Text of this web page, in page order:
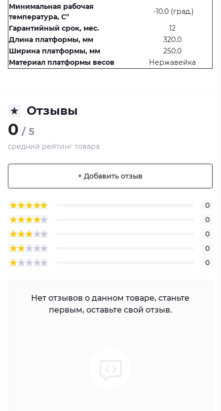
Минимальная рабочая
температура, Сº
-10.0 (град.)
Гарантийный срок, мес.
12
Длина платформы, мм
320.0
Ширина платформы, мм
250.0
Материал платформы весов
Нержавейка
Отзывы
0 / 5
средний рейтинг товара
+ Добавить отзыв
0
0
0
0
0
Нет отзывов о данном товаре, станьте
первым, оставьте свой отзыв.